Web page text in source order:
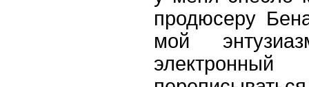
продюсеру
мой